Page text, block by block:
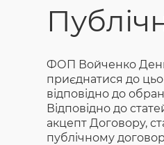
ФОП Войченко
приєднатися до
відповідно до
Відповідно до
акцепт Договору,
публічному